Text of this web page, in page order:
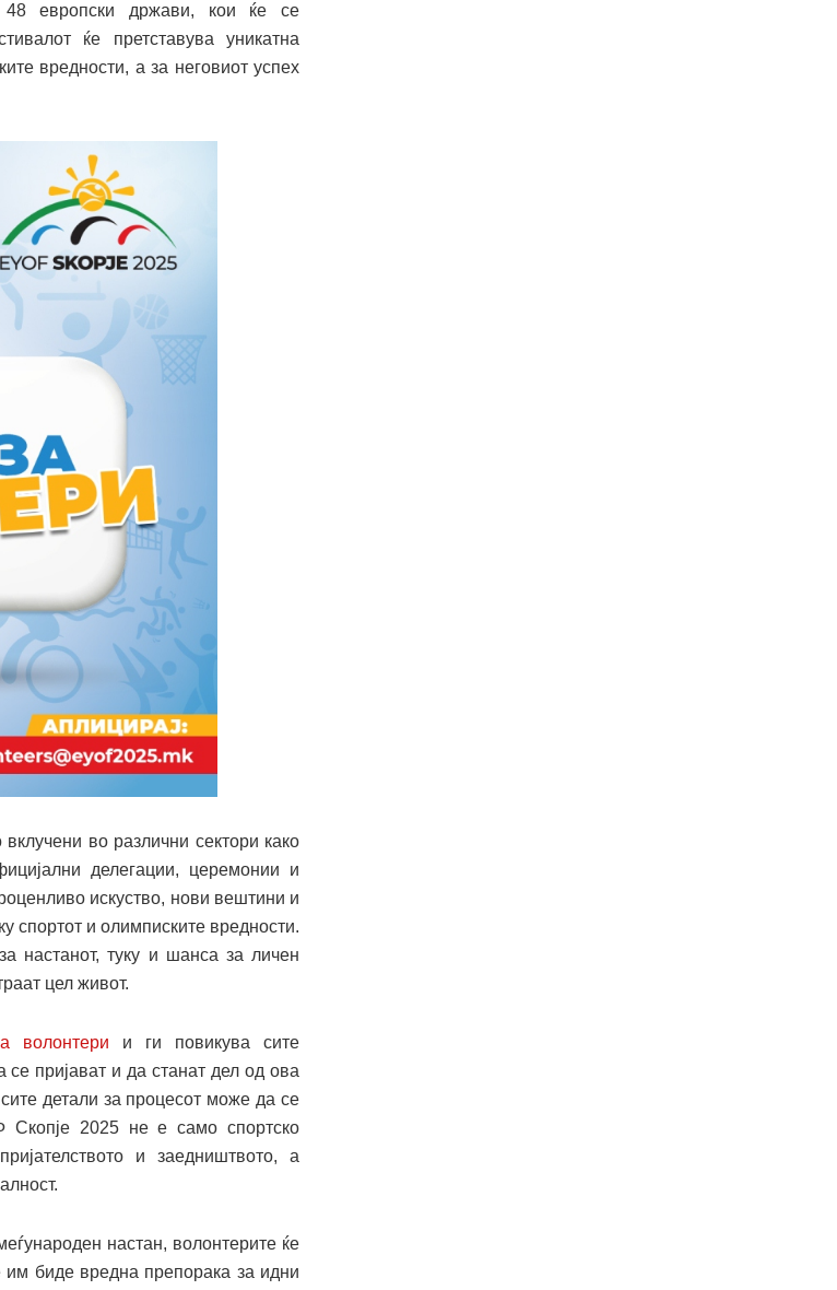
48 европски држави, кои ќе се
ќе претставува уникатна
вредности, а за неговиот успех
во различни сектори како
делегации, церемонии и
искуство, нови вештини и
спортот и олимписките вредности.
настанот, туку и шанса за личен
цел живот.
волонтери и ги повикува сите
се пријават и да станат дел од ова
детали за процесот може да се
2025 не е само спортско
и заедништвото, а
настан, волонтерите ќе
им биде вредна препорака за идни